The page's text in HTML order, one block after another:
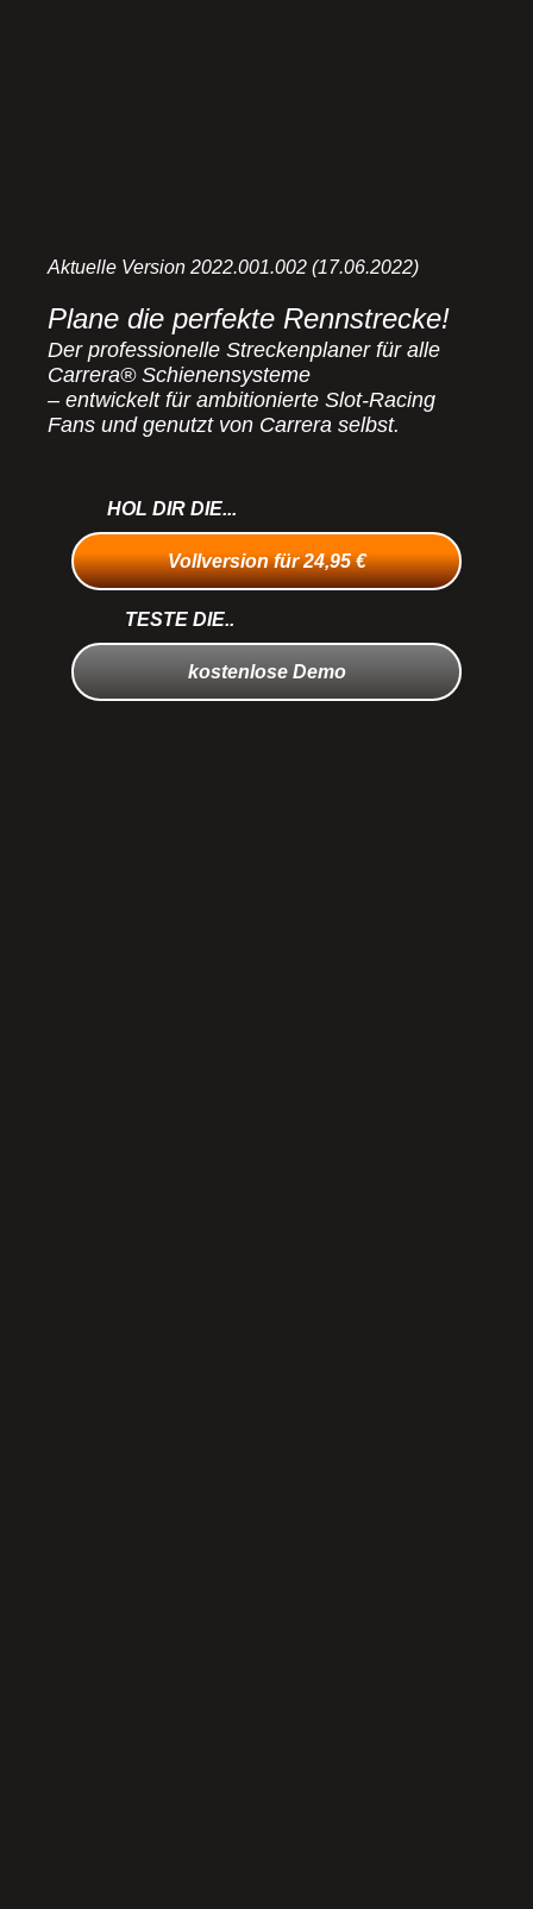
Aktuelle Version 2022.001.002 (17.06.2022)
Plane die perfekte Rennstrecke!
Der professionelle Streckenplaner für alle
Carrera® Schienensysteme
– entwickelt für ambitionierte Slot-Racing
Fans und genutzt von Carrera selbst.
TESTE DIE..
kostenlose Demo
HOL DIR DIE...
Vollversion für24,95€